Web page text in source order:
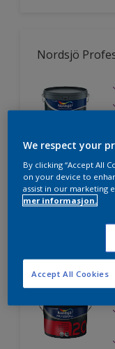
Nordsjö
Nordsjö
We respect your
By clicking “Accept All
on your device to
assist in our marketing
mer informasjon.
Accept All Cookies